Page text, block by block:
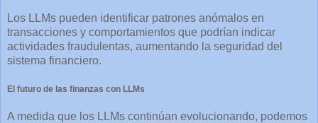
Los LLMs pueden identificar patrones anómalos en
transacciones y comportamientos que podrían indicar
actividades fraudulentas, aumentando la seguridad del
sistema financiero.
El futuro de las finanzas con LLMs
A medida que los LLMs continúan evolucionando, podemos